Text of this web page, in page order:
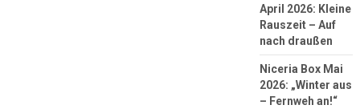
April 2026: Kleine
Rauszeit – Auf
nach draußen
Niceria Box Mai
2026: „Winter aus
– Fernweh an!“